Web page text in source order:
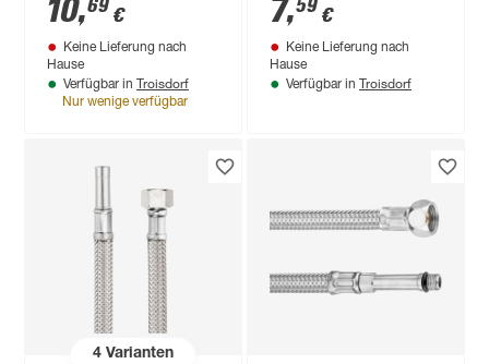
3/8" x 3/8" x 30 cm
10,69 €
Keine Lieferung nach
Hause
Verfügbar in Troisdorf
Nur wenige verfügbar
7,59 €
Keine Lieferung nach
Hause
Verfügbar in Troisdorf
4Varianten